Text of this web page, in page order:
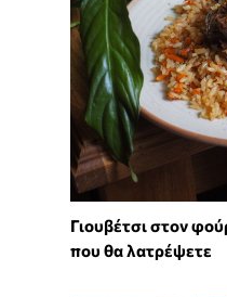
Γιουβέτσι στον
που θα λατρέψετε